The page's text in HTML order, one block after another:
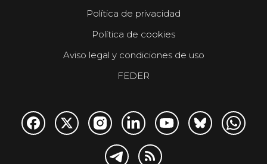
Política de privacidad
Política de cookies
Aviso legal y condiciones de uso
FEDER